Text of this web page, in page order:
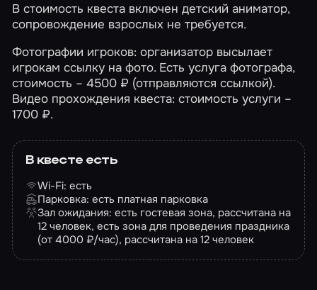
В стоимость квеста включен детский аниматор,
сопровождение взрослых не требуется.
Фотографии игроков: организатор высылает
игрокам ссылку на фото. Есть услуга фотографа,
стоимость – 4500 ₽ (отправляются ссылкой).
Видео прохождения квеста: стоимость услуги –
1700 ₽.
В квесте есть
Wi-Fi: есть
Парковка: есть платная парковка
Зал ожидания: есть гостевая зона, рассчитана на
12 человек, есть зона для проведения праздника
(от 4000 ₽/час), рассчитана на 12 человек